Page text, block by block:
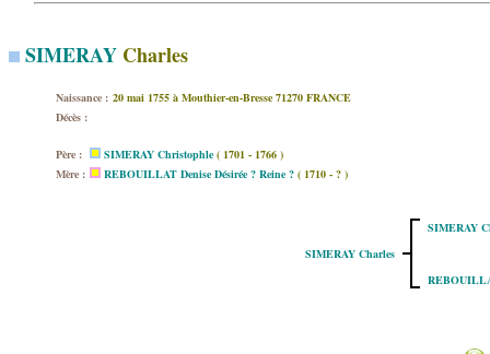
SIMERAY Charles
Naissance : 20 mai 1755 à Mouthier-en-Bresse 71270 FRANCE
Décès :
Père : SIMERAY Christophle ( 1701 - 1766 )
Mère :
REBOUILLAT Denise Désirée ? Reine ? ( 1710 - ? )
SIMERAY Charles
SIMERAY